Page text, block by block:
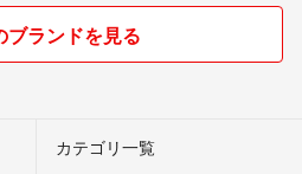
ブランドを見る
カテゴリ一覧